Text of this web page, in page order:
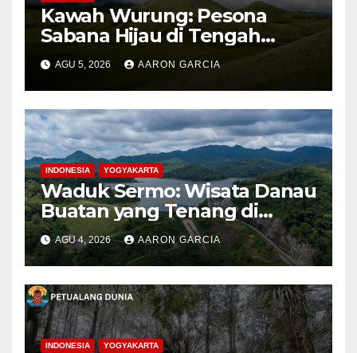
Kawah Wurung: Pesona
Sabana Hijau di Tengah
Pegunungan Bondowoso
AGU 5, 2026 AARON GARCIA
INDONESIA YOGYAKARTA
Waduk Sermo: Wisata Danau
Buatan yang Tenang di
Perbukitan Menoreh Kulon
Progo
AGU 4, 2026 AARON GARCIA
INDONESIA YOGYAKARTA